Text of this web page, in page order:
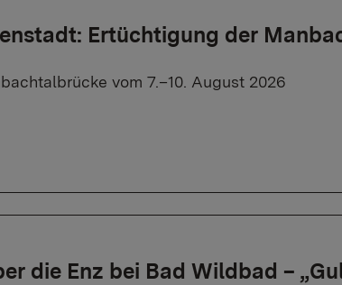
Ertüchtigung der
vom 7.–10. August 2026
die Enz bei Bad Wildbad –